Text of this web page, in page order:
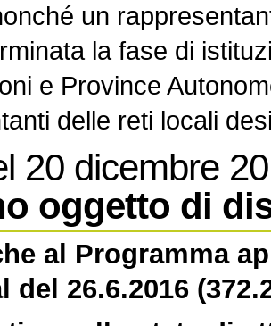
un
la fase di
e Province
delle reti locali
20 dicembre
oggetto di
al Programma
del 26.6.2016